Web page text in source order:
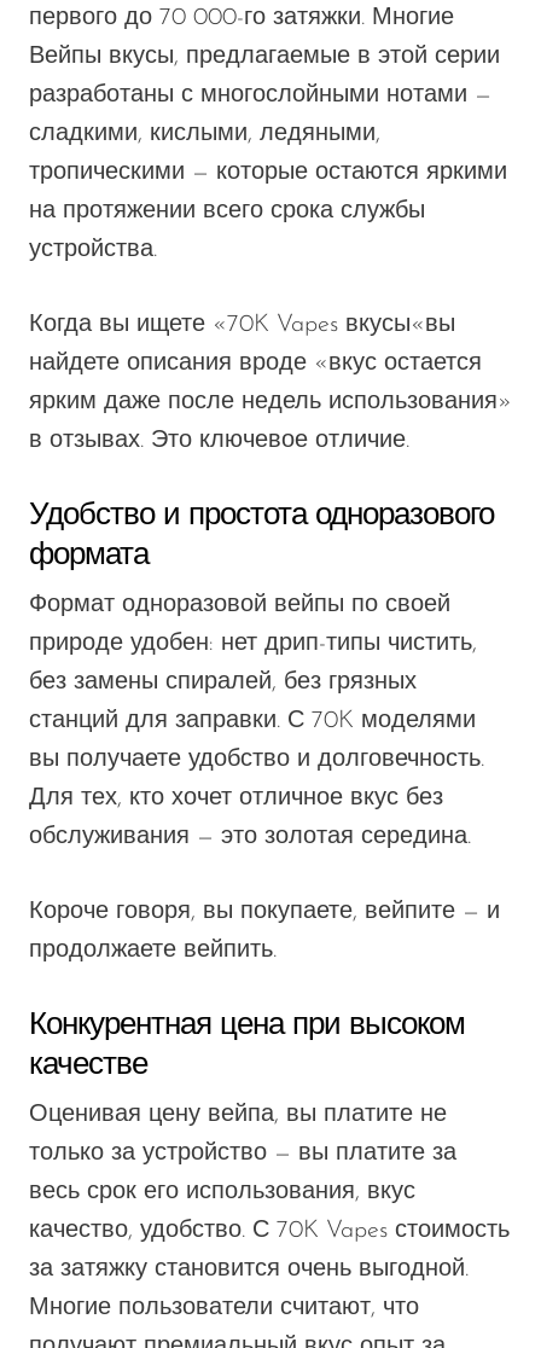
первого до 70 000-го затяжки. Многие
Вейпы вкусы, предлагаемые в этой серии
разработаны с многослойными нотами —
сладкими, кислыми, ледяными,
тропическими — которые остаются яркими
на протяжении всего срока службы
устройства.
Когда вы ищете «70K Vapes вкусы«вы
найдете описания вроде «вкус остается
ярким даже после недель использования»
в отзывах. Это ключевое отличие.
Удобство и простота одноразового
формата
Формат одноразовой вейпы по своей
природе удобен: нет дрип-типы чистить,
без замены спиралей, без грязных
станций для заправки. С 70K моделями
вы получаете удобство и долговечность.
Для тех, кто хочет отличное вкус без
обслуживания — это золотая середина.
Короче говоря, вы покупаете, вейпите — и
продолжаете вейпить.
Конкурентная цена при высоком
качестве
Оценивая цену вейпа, вы платите не
только за устройство — вы платите за
весь срок его использования, вкус
качество, удобство. С 70K Vapes стоимость
за затяжку становится очень выгодной.
Многие пользователи считают, что